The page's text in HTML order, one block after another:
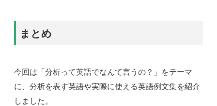
まとめ
今回は「分析って英語でなんて言うの？」をテーマ
に、分析を表す英語や実際に使える英語例文集を紹介
しました。